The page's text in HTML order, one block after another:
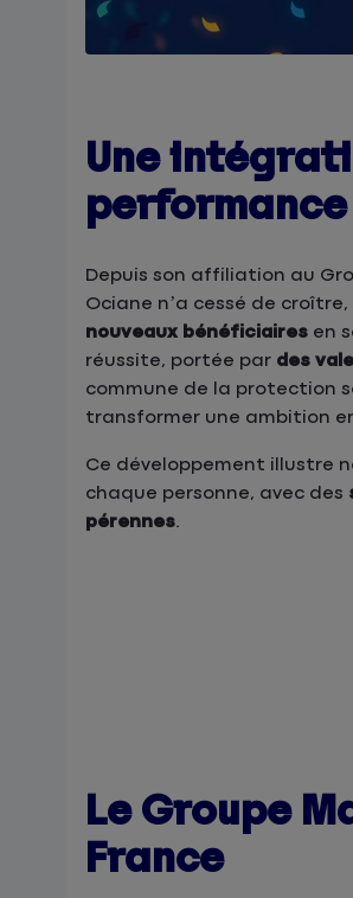
Une
Depuis son affiliation au
Ociane n’a cessé de croître,
nouveaux bénéficiaires en
réussite, portée par des
commune de la protection
transformer une ambition
Ce développement illustre
chaque personne, avec des
pérennes.
Le Groupe
France